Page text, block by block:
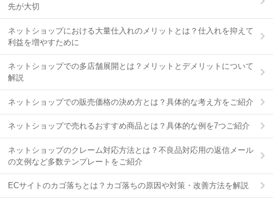
先が大切
ネットショップにおける大量仕入れのメリットとは？仕入れを抑えて
利益を増やすために
ネットショップでの多店舗展開とは？メリットとデメリットについて
解説
ネットショップでの販売価格の決め方とは？具体的な考え方をご紹介
ネットショップで売れるおすすめ商品とは？具体的な例を7つご紹介
ネットショップのクレーム対応方法とは？不良品対応用の返信メール
の文例など多数テンプレートをご紹介
ECサイトのカゴ落ちとは？カゴ落ちの原因や対策・改善方法を解説